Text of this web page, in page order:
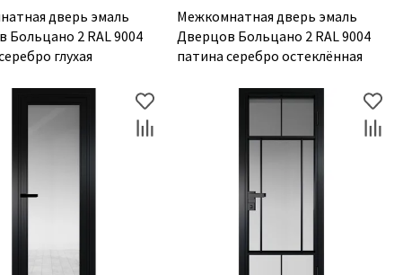
дверь эмаль
Больцано 2 RAL 9004
глухая
Межкомнатная дверь эмаль
Дверцов Больцано 2 RAL 9004
патина серебро остеклённая